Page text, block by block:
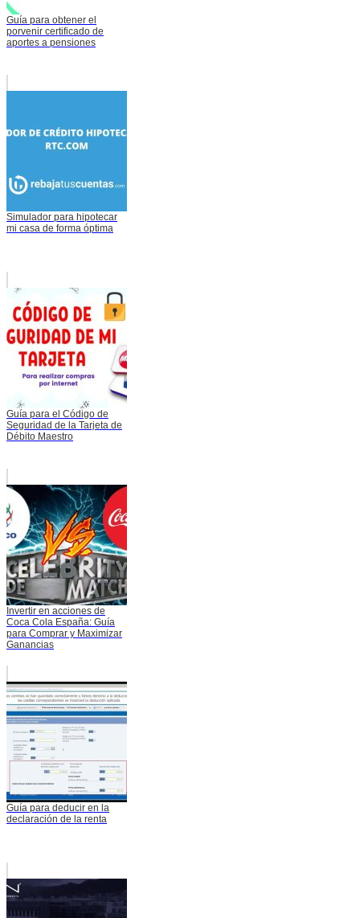
Guía para obtener el
porvenir certificado de
aportes a pensiones
Simulador para hipotecar
mi casa de forma óptima
Guía para el Código de
Seguridad de la Tarjeta de
Débito Maestro
Invertir en acciones de
Coca Cola España: Guía
para Comprar y Maximizar
Ganancias
Guía para deducir en la
declaración de la renta